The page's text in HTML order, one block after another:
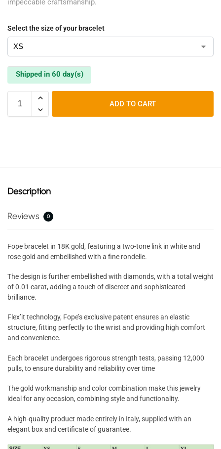
impeccable craftsmanship.
Select the size of your bracelet
Shipped in 60 day(s)
ADD TO CART
Description
Reviews 0
Fope bracelet in 18K gold, featuring a two-tone link in white and
rose gold and embellished with a fine rondelle.
The design is further embellished with diamonds, with a total weight
of 0.01 carat, adding a touch of discreet and sophisticated
brilliance.
Flex’it technology, Fope’s exclusive patent ensures an elastic
structure, fitting perfectly to the wrist and providing high comfort
and convenience.
Each bracelet undergoes rigorous strength tests, passing 12,000
pulls, to ensure durability and reliability over time
The gold workmanship and color combination make this jewelry
ideal for any occasion, combining style and functionality.
A high-quality product made entirely in Italy, supplied with an
elegant box and certificate of guarantee.